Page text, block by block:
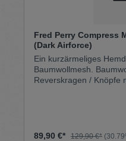
Fred Perry Compress
(Dark Airforce)
Ein kurzärmeliges
Baumwollmesh. Baumwolle / Entspannte Passform /
Reverskragen / Knöpfe
Entspannen am Strand,
89,90 €* 129,90 €*